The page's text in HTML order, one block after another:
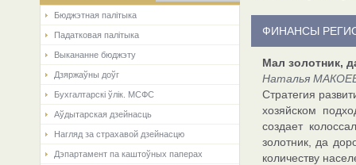
Бюджэтная палiтыка
Падатковая палітыка
Выкананне бюджэту
Дзяржаўны доўг
Бухгалтарскі ўлік. МСФС
Аўдытарская дзейнасць
Нагляд за страхавой дзейнасцю
Дэпартамент па каштоўных паперах
ФИНАНСЫ
Мал золотник,
Наталья
Стратегия
хозяйском
создает
золотник, да
количеству